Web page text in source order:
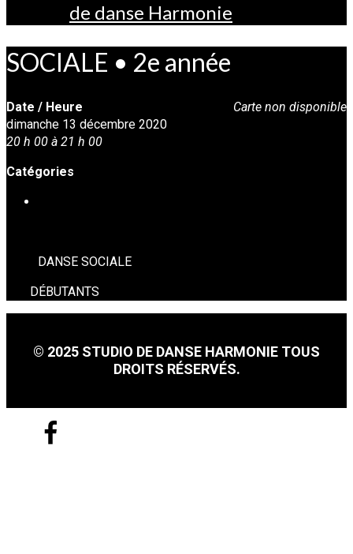
de danse Harmonie
SOCIALE • 2e année
Carte non disponible
Date / Heure
dimanche 13 décembre 2020
20 h 00 à 21 h 00
Catégories
DANSE SOCIALE
DÉBUTANTS
© 2025 STUDIO DE DANSE HARMONIE TOUS
DROITS RÉSERVÉS.